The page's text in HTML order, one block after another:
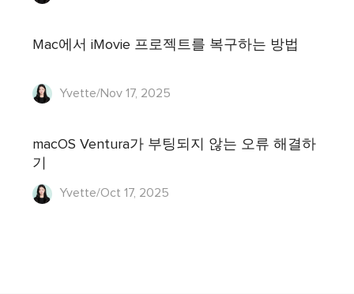
Mac에서 iMovie 프로젝트를 복구하는 방법
Yvette/Nov 17, 2025
macOS Ventura가 부팅되지 않는 오류 해결하
기
Yvette/Oct 17, 2025